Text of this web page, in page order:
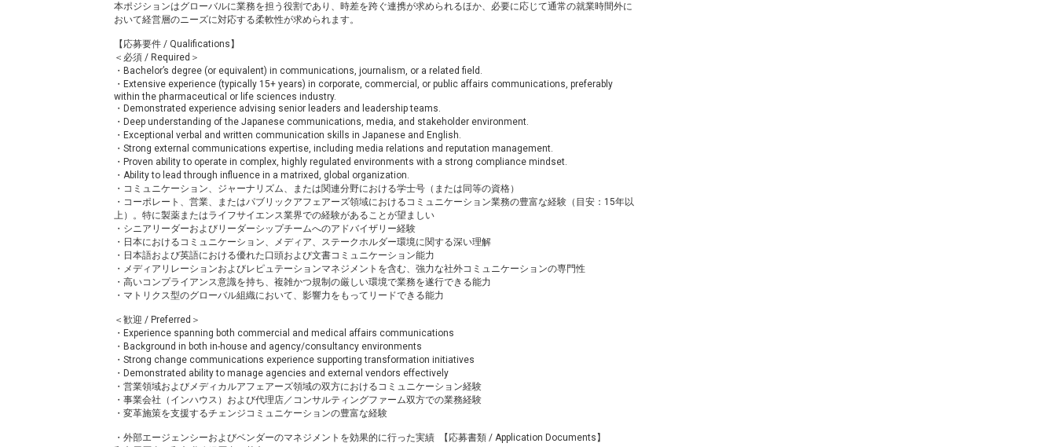
本ポジションはグローバルに業務を担う役割であり、時差を跨ぐ連携が求められるほか、必要に応じて通常の就業時間外に
おいて経営層のニーズに対応する柔軟性が求められます。
【応募要件 / Qualifications】
＜必須 / Required＞
・Bachelor’s degree (or equivalent) in communications, journalism, or a related field.
・Extensive experience (typically 15+ years) in corporate, commercial, or public affairs communications, preferably
within the pharmaceutical or life sciences industry.
・Demonstrated experience advising senior leaders and leadership teams.
・Deep understanding of the Japanese communications, media, and stakeholder environment.
・Exceptional verbal and written communication skills in Japanese and English.
・Strong external communications expertise, including media relations and reputation management.
・Proven ability to operate in complex, highly regulated environments with a strong compliance mindset.
・Ability to lead through influence in a matrixed, global organization.
・コミュニケーション、ジャーナリズム、または関連分野における学士号（または同等の資格）
・コーポレート、営業、またはパブリックアフェアーズ領域におけるコミュニケーション業務の豊富な経験（目安：15年以
上）。特に製薬またはライフサイエンス業界での経験があることが望ましい
・シニアリーダーおよびリーダーシップチームへのアドバイザリー経験
・日本におけるコミュニケーション、メディア、ステークホルダー環境に関する深い理解
・日本語および英語における優れた口頭および文書コミュニケーション能力
・メディアリレーションおよびレピュテーションマネジメントを含む、強力な社外コミュニケーションの専門性
・高いコンプライアンス意識を持ち、複雑かつ規制の厳しい環境で業務を遂行できる能力
・マトリクス型のグローバル組織において、影響力をもってリードできる能力
＜歓迎 / Preferred＞
・Experience spanning both commercial and medical affairs communications
・Background in both in-house and agency/consultancy environments
・Strong change communications experience supporting transformation initiatives
・Demonstrated ability to manage agencies and external vendors effectively
・営業領域およびメディカルアフェアーズ領域の双方におけるコミュニケーション経験
・事業会社（インハウス）および代理店／コンサルティングファーム双方での業務経験
・変革施策を支援するチェンジコミュニケーションの豊富な経験
・外部エージェンシーおよびベンダーのマネジメントを効果的に行った実績 【応募書類 / Application Documents】